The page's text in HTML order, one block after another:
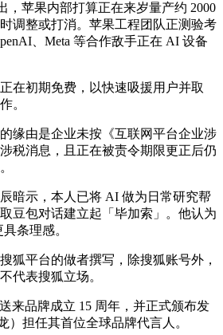
苹果内部打算正在来岁量产约 2000
调整或打消。苹果工程团队正测验考
、Meta 等合作敌手正在 AI 设备
初期免费，以快速吸援用户并取
。
由是企业未按《互联网平台企业涉
税消息，且正在被责令期限更正后仍
示，本人已将 AI 做为日常研究帮
豆包对话建立起「毕加索」。他认为
条理感。
平台的做者撰写，除搜狐账号外，
代表搜狐立场。
品牌成立 15 周年，并正式颁布发
）担任其首位全球品牌代言人。